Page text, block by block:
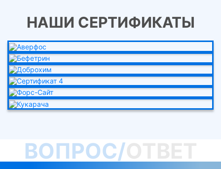
НАШИ СЕРТИФИКАТЫ
ВОПРОС/